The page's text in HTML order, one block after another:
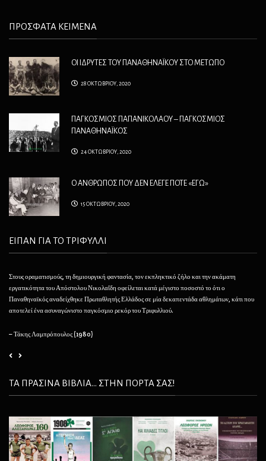
ΠΡΟΣΦΑΤΑ ΚΕΙΜΕΝΑ
ΟΙ ΙΔΡΥΤΕΣ ΤΟΥ ΠΑΝΑΘΗΝΑΪΚΟΥ ΣΤΟ ΜΕΤΩΠΟ
28 ΟΚΤΩΒΡΙΟΥ, 2020
ΠΑΓΚΟΣΜΙΟΣ ΠΑΠΑΝΙΚΟΛΑΟΥ – ΠΑΓΚΟΣΜΙΟΣ
ΠΑΝΑΘΗΝΑΪΚΟΣ
24 ΟΚΤΩΒΡΙΟΥ, 2020
Ο ΑΝΘΡΩΠΟΣ ΠΟΥ ΔΕΝ ΕΛΕΓΕ ΠΟΤΕ «ΕΓΩ»
15 ΟΚΤΩΒΡΙΟΥ, 2020
ΕΙΠΑΝ ΓΙΑ ΤΟ ΤΡΙΦΥΛΛΙ
Στους οραματισμούς, τη δημιουργική φαντασία, τον εκπληκτικό ζήλο και την ακάματη
εργατικότητα του Απόστολου Νικολαΐδη οφείλεται κατά μέγιστο ποσοστό το ότι ο
Παναθηναϊκός αναδείχθηκε Πρωταθλητής Ελλάδος σε μία δεκαπεντάδα αθλημάτων, κάτι που
αποτελεί ένα ασυναγώνιστο παγκόσμιο ρεκόρ του Τριφυλλιού.
– Τάκης Λαμπρόπουλος (1980)
ΤΑ ΠΡΑΣΙΝΑ ΒΙΒΛΙΑ... ΣΤΗΝ ΠΟΡΤΑ ΣΑΣ!